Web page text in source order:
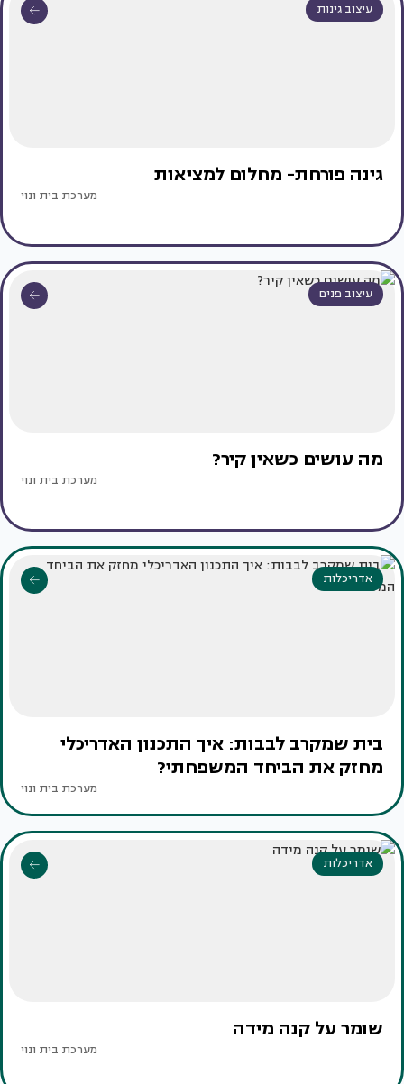
עיצוב גינות
גינה פורחת- מחלום למציאות
מערכת בית ונוי
עיצוב פנים
מה עושים כשאין קיר?
מערכת בית ונוי
אדריכלות
בית שמקרב לבבות: איך התכנון האדריכלי
מחזק את הביחד המשפחתי?
מערכת בית ונוי
אדריכלות
שומר על קנה מידה
מערכת בית ונוי